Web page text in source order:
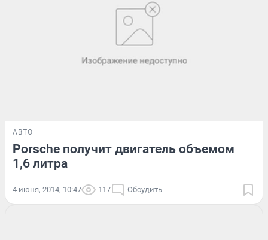
АВТО
Porsche получит двигатель объемом
1,6 литра
4 июня, 2014, 10:47 117 Обсудить